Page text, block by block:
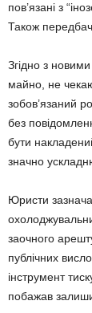
пов’язані з
Також
Згідно з
майно, не
зобов’язаний
без
бути
значно
Юристи
заочного
публічних
інструмент
побажав